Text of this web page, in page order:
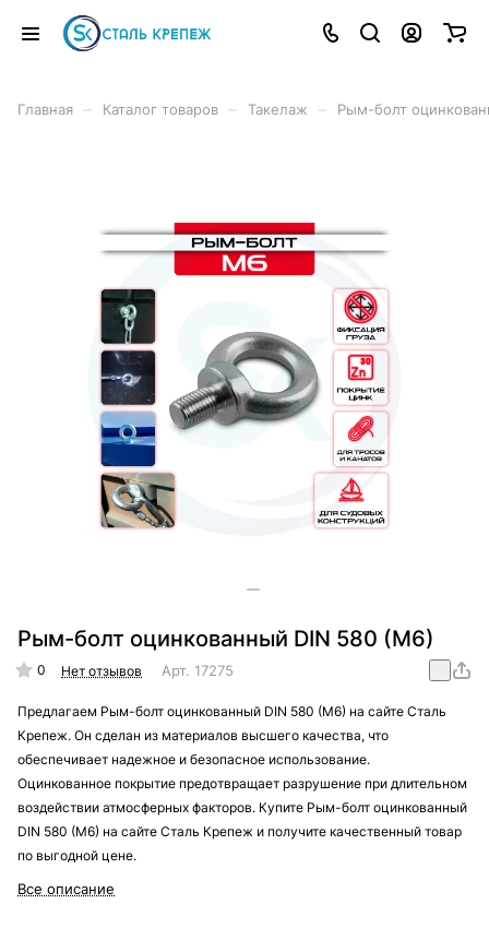
Главная Каталог товаров Такелаж Рым-болт
Рым-болт оцинкованный DIN 580 (M6)
0 Нет отзывов Арт. 17275
Предлагаем Рым-болт оцинкованный DIN 580 (M6) на сайте Сталь
Крепеж. Он сделан из материалов высшего качества, что
обеспечивает надежное и безопасное использование.
Оцинкованное покрытие предотвращает разрушение при длительном
воздействии атмосферных факторов. Купите Рым-болт оцинкованный
DIN 580 (M6) на сайте Сталь Крепеж и получите качественный товар
по выгодной цене.
Все описание